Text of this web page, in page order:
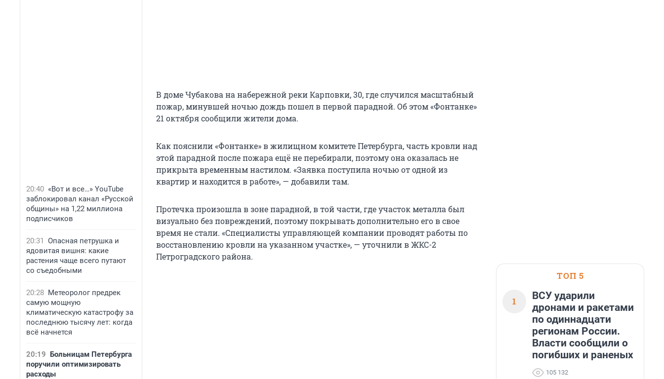
20:40 «Вот и все…» YouTube
заблокировал канал «Русской
общины» на 1,22 миллиона
подписчиков
20:31 Опасная петрушка и
ядовитая вишня: какие
растения чаще всего путают
со съедобными
20:28 Метеоролог предрек
самую мощную
климатическую катастрофу за
последнюю тысячу лет: когда
всё начнется
20:19 Больницам Петербурга
поручили оптимизировать
расходы
В доме Чубакова на набережной реки Карповки, 30, где случился масштабный
пожар, минувшей ночью дождь пошел в первой парадной. Об этом «Фонтанке»
21 октября сообщили жители дома.
Как пояснили «Фонтанке» в жилищном комитете Петербурга, часть кровли над
этой парадной после пожара ещё не перебирали, поэтому она оказалась не
прикрыта временным настилом. «Заявка поступила ночью от одной из
квартир и находится в работе», — добавили там.
Протечка произошла в зоне парадной, в той части, где участок металла был
визуально без повреждений, поэтому покрывать дополнительно его в свое
время не стали. «Специалисты управляющей компании проводят работы по
восстановлению кровли на указанном участке», — уточнили в ЖКС-2
Петроградского района.
ТОП 5
1
ВСУ ударили
дронами и ракетами
по одиннадцати
регионам России.
Власти сообщили о
погибших и раненых
105 132